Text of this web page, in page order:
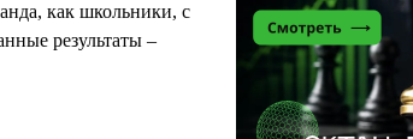
как школьники, с
результаты –